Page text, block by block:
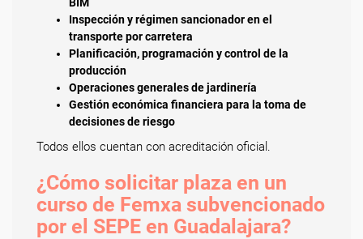
Inspección y régimen sancionador en el
transporte por carretera
Planificación, programación y control de la
producción
Operaciones generales de jardinería
Gestión económica financiera para la toma de
decisiones de riesgo
Todos ellos cuentan con acreditación oficial.
¿Cómo solicitar plaza en un
curso de Femxa subvencionado
por el SEPE en Guadalajara?